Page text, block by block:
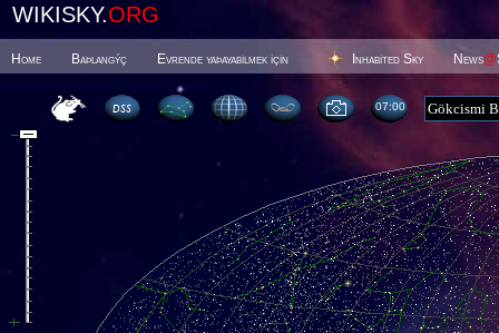
WIKISKY.ORG
Home Baþlangýç Evrende yaþayabilmek için Inhabited Sky News@
07 00